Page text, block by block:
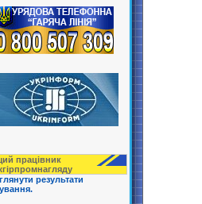
працівник
результати